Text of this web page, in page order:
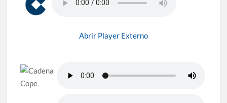
Abrir Player Externo